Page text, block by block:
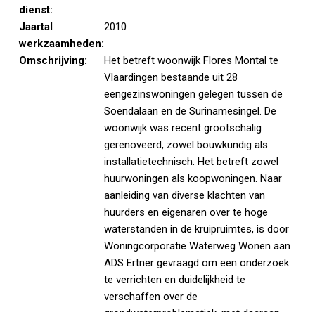
dienst:
Jaartal
werkzaamheden:
2010
Omschrijving:
Het betreft woonwijk Flores Montal te
Vlaardingen bestaande uit 28
eengezinswoningen gelegen tussen de
Soendalaan en de Surinamesingel. De
woonwijk was recent grootschalig
gerenoveerd, zowel bouwkundig als
installatietechnisch. Het betreft zowel
huurwoningen als koopwoningen. Naar
aanleiding van diverse klachten van
huurders en eigenaren over te hoge
waterstanden in de kruipruimtes, is door
Woningcorporatie Waterweg Wonen aan
ADS Ertner gevraagd om een onderzoek
te verrichten en duidelijkheid te
verschaffen over de